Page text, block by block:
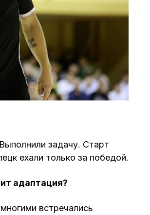
задачу. Старт
ехали только за победой.
адаптация?
встречались